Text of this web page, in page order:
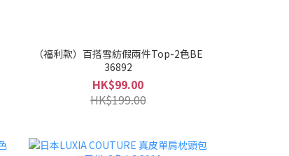
（福利款）百搭雪紡假兩件Top-2色BE
36892
HK$99.00
HK$199.00